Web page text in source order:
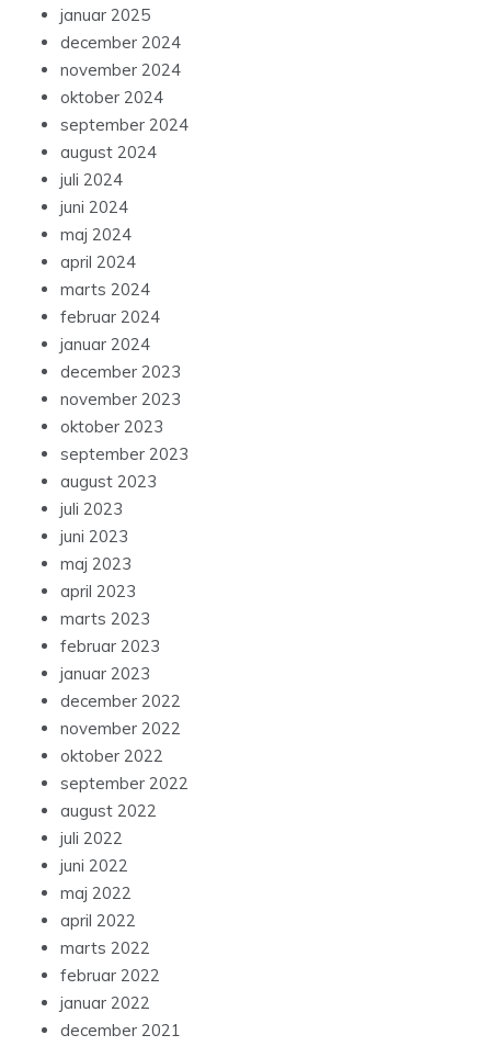
januar 2025
december 2024
november 2024
oktober 2024
september 2024
august 2024
juli 2024
juni 2024
maj 2024
april 2024
marts 2024
februar 2024
januar 2024
december 2023
november 2023
oktober 2023
september 2023
august 2023
juli 2023
juni 2023
maj 2023
april 2023
marts 2023
februar 2023
januar 2023
december 2022
november 2022
oktober 2022
september 2022
august 2022
juli 2022
juni 2022
maj 2022
april 2022
marts 2022
februar 2022
januar 2022
december 2021